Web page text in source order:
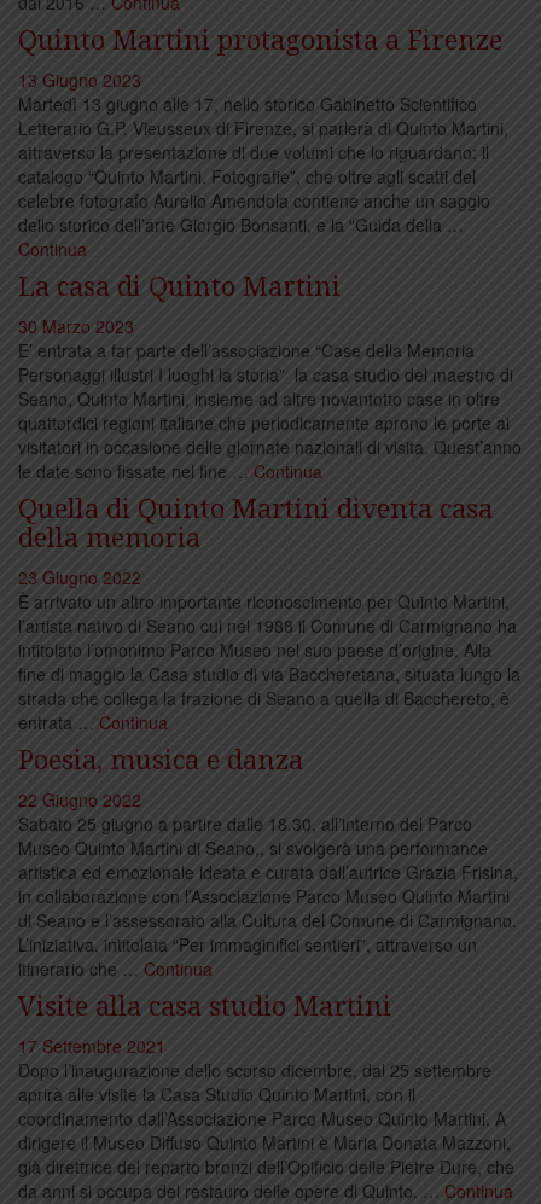
Quinto Martini protagonista a Firenze
13 Giugno 2023
Martedì 13 giugno alle 17, nello storico Gabinetto Scientifico
Letterario G.P. Vieusseux di Firenze, si parlerà di Quinto Martini,
attraverso la presentazione di due volumi che lo riguardano: il
catalogo “Quinto Martini. Fotografie”, che oltre agli scatti del
celebre fotografo Aurelio Amendola contiene anche un saggio
dello storico dell’arte Giorgio Bonsanti, e la “Guida della …
Continua
La casa di Quinto Martini
30 Marzo 2023
E’ entrata a far parte dell’associazione “Case della Memoria
Personaggi illustri I luoghi la storia” la casa studio del maestro di
Seano, Quinto Martini, insieme ad altre novantotto case in oltre
quattordici regioni italiane che periodicamente aprono le porte ai
visitatori in occasione delle giornate nazionali di visita. Quest’anno
le date sono fissate nel fine … Continua
Quella di Quinto Martini diventa casa
della memoria
23 Giugno 2022
È arrivato un altro importante riconoscimento per Quinto Martini,
l’artista nativo di Seano cui nel 1988 il Comune di Carmignano ha
intitolato l’omonimo Parco Museo nel suo paese d’origine. Alla
fine di maggio la Casa studio di via Baccheretana, situata lungo la
strada che collega la frazione di Seano a quella di Bacchereto, è
entrata … Continua
Poesia, musica e danza
22 Giugno 2022
Sabato 25 giugno a partire dalle 18.30, all’interno del Parco
Museo Quinto Martini di Seano,, si svolgerà una performance
artistica ed emozionale ideata e curata dall’autrice Grazia Frisina,
in collaborazione con l’Associazione Parco Museo Quinto Martini
di Seano e l’assessorato alla Cultura del Comune di Carmignano.
L’iniziativa, intitolata “Per immaginifici sentieri”, attraverso un
itinerario che … Continua
Visite alla casa studio Martini
17 Settembre 2021
Dopo l’inaugurazione dello scorso dicembre, dal 25 settembre
aprirà alle visite la Casa Studio Quinto Martini, con il
coordinamento dall’Associazione Parco Museo Quinto Martini. A
dirigere il Museo Diffuso Quinto Martini è Maria Donata Mazzoni,
già direttrice del reparto bronzi dell’Opificio delle Pietre Dure, che
da anni si occupa del restauro delle opere di Quinto. … Continua